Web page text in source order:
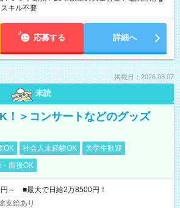
キル不要
応募する 詳細へ
掲載日：2026.08.07
未読
！＞コンサートなどのグッズ
OK 社会人未経験OK
大学生歓迎
面接OK
～ ■最大で日給2万8500円！
支給あり